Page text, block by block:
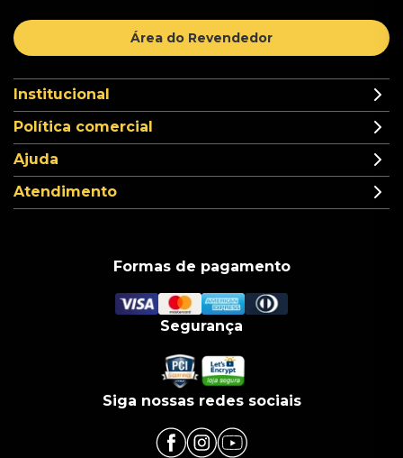
Área do Revendedor
Institucional
Política comercial
Ajuda
Atendimento
Formas de pagamento
Segurança
Siga nossas redes sociais